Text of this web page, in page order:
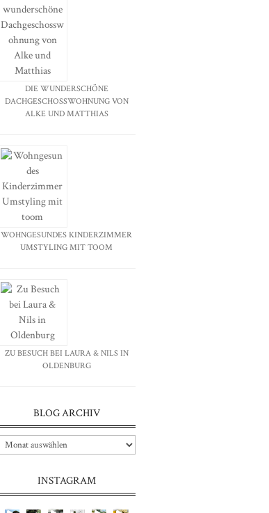
DIE WUNDERSCHÖNE
DACHGESCHOSSWOHNUNG VON
ALKE UND MATTHIAS
WOHNGESUNDES KINDERZIMMER
UMSTYLING MIT TOOM
ZU BESUCH BEI LAURA & NILS IN
OLDENBURG
BLOG ARCHIV
INSTAGRAM